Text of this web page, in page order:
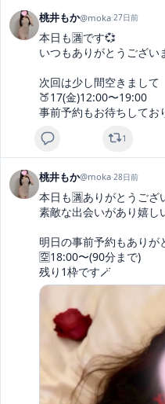
桃井もか@moka·27日前
本日も🈵です💞
いつもありがとうござい
次回は少し間空きまして
🍑17(金)12:00〜19:00
事前予約もお待ちしてお
1
桃井もか@moka·28日前
本日も🈵ありがとうござ
素敵な出会いがあり嬉
明日の事前予約もありが
🈳18:00〜(90分まで)
残り1枠です🪄